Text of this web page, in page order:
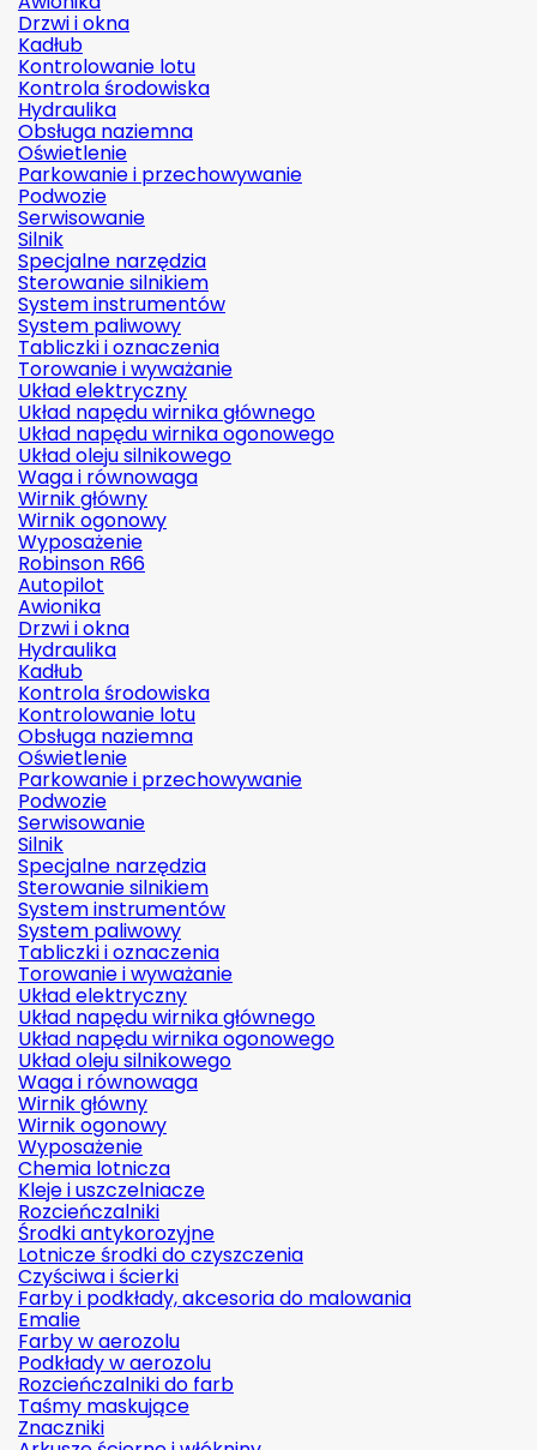
Drzwi i okna
Kadłub
Kontrolowanie lotu
Kontrola środowiska
Hydraulika
Obsługa naziemna
Oświetlenie
Parkowanie i przechowywanie
Podwozie
Serwisowanie
Silnik
Specjalne narzędzia
Sterowanie silnikiem
System instrumentów
System paliwowy
Tabliczki i oznaczenia
Torowanie i wyważanie
Układ elektryczny
Układ napędu wirnika głównego
Układ napędu wirnika ogonowego
Układ oleju silnikowego
Waga i równowaga
Wirnik główny
Wirnik ogonowy
Wyposażenie
Robinson R66
Autopilot
Awionika
Drzwi i okna
Hydraulika
Kadłub
Kontrola środowiska
Kontrolowanie lotu
Obsługa naziemna
Oświetlenie
Parkowanie i przechowywanie
Podwozie
Serwisowanie
Silnik
Specjalne narzędzia
Sterowanie silnikiem
System instrumentów
System paliwowy
Tabliczki i oznaczenia
Torowanie i wyważanie
Układ elektryczny
Układ napędu wirnika głównego
Układ napędu wirnika ogonowego
Układ oleju silnikowego
Waga i równowaga
Wirnik główny
Wirnik ogonowy
Wyposażenie
Chemia lotnicza
Kleje i uszczelniacze
Rozcieńczalniki
Środki antykorozyjne
Lotnicze środki do czyszczenia
Czyściwa i ścierki
Farby i podkłady, akcesoria do malowania
Emalie
Farby w aerozolu
Podkłady w aerozolu
Rozcieńczalniki do farb
Taśmy maskujące
Znaczniki